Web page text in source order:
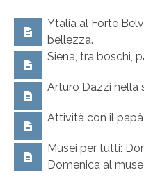
Ytalia al Forte
bellezza.
Siena, tra boschi,
Arturo Dazzi nella
Attività con il
Musei per tutti:
Domenica al